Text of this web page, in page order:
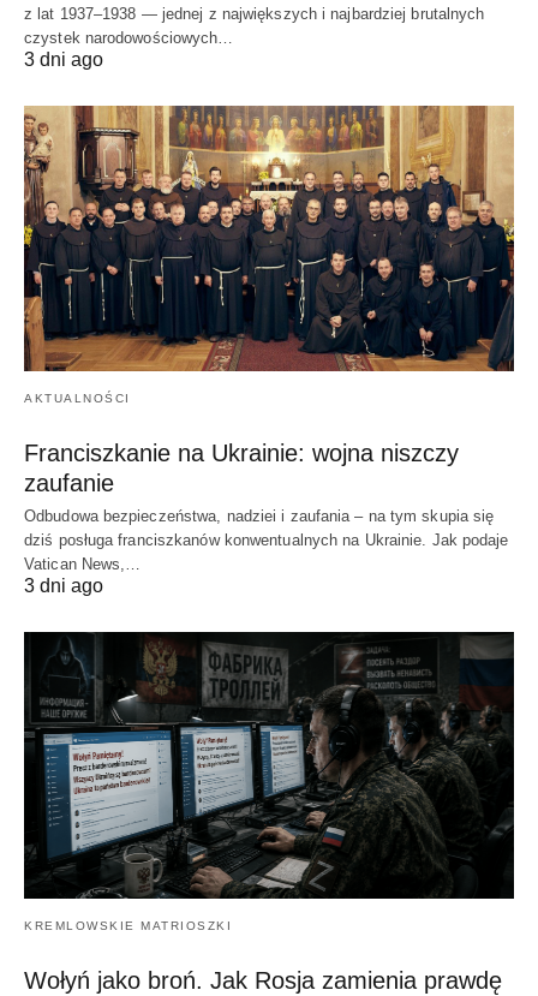
z lat 1937–1938 — jednej z największych i najbardziej brutalnych
czystek narodowościowych…
3 dni ago
AKTUALNOŚCI
Franciszkanie na Ukrainie: wojna niszczy
zaufanie
Odbudowa bezpieczeństwa, nadziei i zaufania – na tym skupia się
dziś posługa franciszkanów konwentualnych na Ukrainie. Jak podaje
Vatican News,…
3 dni ago
KREMLOWSKIE MATRIOSZKI
Wołyń jako broń. Jak Rosja zamienia prawdę